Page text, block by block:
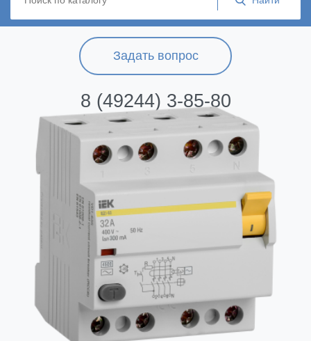
Задать вопрос
8 (49244) 3-85-80